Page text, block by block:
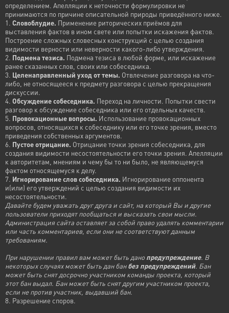
определением. Апелляции к неточности формулировки не
принимаются по причине описательной природы приведённого ниже.
1. Словоблудие. Применение риторических приёмов для
выставления фактов в ином свете или попытки искажения фактов.
Построение сложных словесных конструкций с целью создания
видимости верности или неверности какого-либо утверждения.
2. Подмена тезиса. Подмена тезиса в любой форме, или искажение
ранее сказанных слов, своих или собеседника.
3. Целенаправленный уход от темы. Отвлечение разговора на что-
либо, не относящееся к предмету разговора с целью прекращения
дискуссии.
4. Обсуждение собеседника. Переход на личности. Попытки свести
разговор к обсуждение собеседника или его отдельных качеств.
5. Провокационные вопросы. Использование провокационных
вопросов, относящихся к собеседнику или его точке зрения, вместо
приведения собственных аргументов.
6. Пустое отрицание. Отрицание точки зрения собеседника, для
создания видимости несостоятельности его точки зрения. Апелляции
к авторитетам, мнениям и чему бы то ни было, не являющемуся
фактом относящемуся к делу.
7. Игнорирование слов собеседника. Игнорирование оппонента
и(или) его утверждений с целью создания видимости их
несостоятельности.
Давайте будем уважать друг друга и сайт, на который Вы и другие
пользователи приходят пообщаться и высказать свои мысли.
Администрация сайта оставляет за собой право удалять комментарии
или часть комментариев, если они не соответствуют данным
требованиям.
При нарушении правил вам может быть данопредупреждение. В
некоторых случаях может быть дан банбез предупреждений. Бан
может быть снят досрочно участником команды проекта, который
этот бан выдал. Бан может быть снят другим участником проекта,
если не против участник, выдавший бан.
8. Разрешение споров.